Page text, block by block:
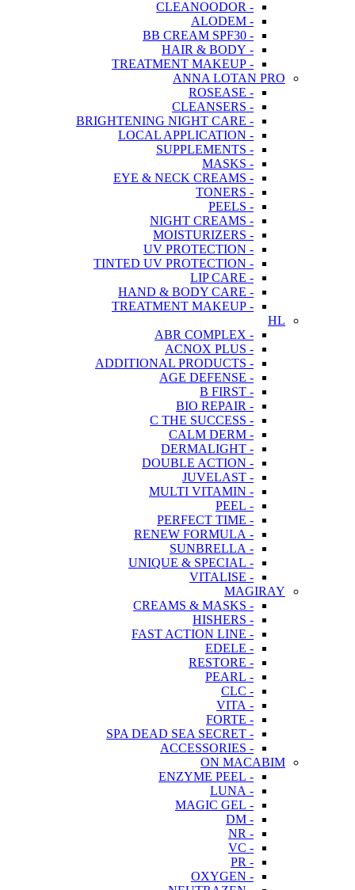
- CLEANOODOR
- ALODEM
- BB CREAM SPF30
- HAIR & BODY
- TREATMENT MAKEUP
ANNA LOTAN PRO
- ROSEASE
- CLEANSERS
- BRIGHTENING NIGHT CARE
- LOCAL APPLICATION
- SUPPLEMENTS
- MASKS
- EYE & NECK CREAMS
- TONERS
- PEELS
- NIGHT CREAMS
- MOISTURIZERS
- UV PROTECTION
- TINTED UV PROTECTION
- LIP CARE
- HAND & BODY CARE
- TREATMENT MAKEUP
HL
- ABR COMPLEX
- ACNOX PLUS
- ADDITIONAL PRODUCTS
- AGE DEFENSE
- B FIRST
- BIO REPAIR
- C THE SUCCESS
- CALM DERM
- DERMALIGHT
- DOUBLE ACTION
- JUVELAST
- MULTI VITAMIN
- PEEL
- PERFECT TIME
- RENEW FORMULA
- SUNBRELLA
- UNIQUE & SPECIAL
- VITALISE
MAGIRAY
- CREAMS & MASKS
- HISHERS
- FAST ACTION LINE
- EDELE
- RESTORE
- PEARL
- CLC
- VITA
- FORTE
- SPA DEAD SEA SECRET
- ACCESSORIES
ON MACABIM
- ENZYME PEEL
- LUNA
- MAGIC GEL
- DM
- NR
- VC
- PR
- OXYGEN